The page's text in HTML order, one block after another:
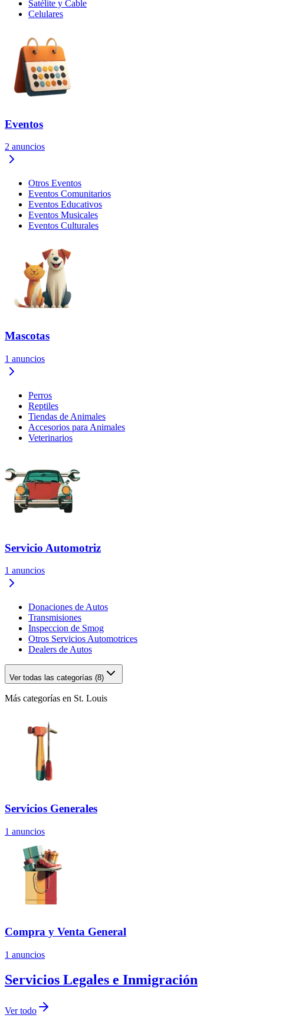
Satélite y Cable
Celulares
Eventos
2 anuncios
Otros Eventos
Eventos Comunitarios
Eventos Educativos
Eventos Musicales
Eventos Culturales
Mascotas
1 anuncios
Perros
Reptiles
Tiendas de Animales
Accesorios para Animales
Veterinarios
Servicio Automotriz
1 anuncios
Donaciones de Autos
Transmisiones
Inspeccion de Smog
Otros Servicios Automotrices
Dealers de Autos
Ver todas las categorías (8)
Más categorías en St. Louis
Servicios Generales
1 anuncios
Compra y Venta General
1 anuncios
Servicios Legales e Inmigración
Ver todo